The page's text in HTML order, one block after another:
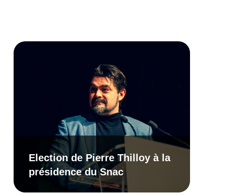
Election de Pierre Thilloy à la
présidence du Snac